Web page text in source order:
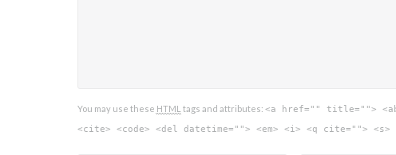
You may use these HTML tags and attributes: <a href="" title="">
<cite> <code> <del datetime=""> <em> <i> <q cite="">